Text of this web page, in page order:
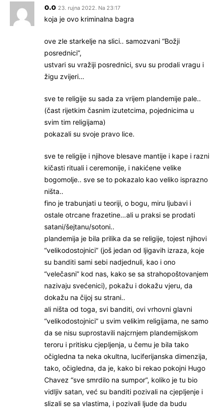
o.o 23. rujna 2022. Na 23:17
koja je ovo kriminalna bagra
ove zle starkelje na slici.. samozvani “Božji
posrednici”,
ustvari su vražiji posrednici, svu su prodali vragu i
žigu zvijeri…
sve te religije su sada za vrijem plandemije pale..
(čast rijetkim časnim izutetcima, pojednicima u
svim tim religijama)
pokazali su svoje pravo lice.
sve te religije i njihove blesave mantije i kape i razni
kičasti rituali i ceremonije, i nakićene velike
bogomolje.. sve se to pokazalo kao veliko isprazno
ništa..
fino je trabunjati u teoriji, o bogu, miru ljubavi i
ostale otrcane frazetine…ali u praksi se prodati
satani/šejtanu/sotoni..
plandemija je bila prilika da se religije, tojest njihovi
“velikodostojnici” (još jedan od ljigavih izraza, koje
su banditi sami sebi nadjednuli, kao i ono
“velečasni” kod nas, kako se sa strahopoštovanjem
nazivaju svećenici), pokažu i dokažu vjeru, da
dokažu na čijoj su strani..
ali ništa od toga, svi banditi, ovi vrhovni glavni
“velikodostojnici” u svim velikim religijama, ne samo
da se nisu suprostavili najcrnjem plandemijskom
teroru i pritisku cjepljenja, u čemu je bila tako
očigledna ta neka okultna, luciferijanska dimenzija,
tako, očigledna, da je, kako bi rekao pokojni Hugo
Chavez “sve smrdilo na sumpor”, koliko je tu bio
vidljiv satan, već su banditi pozivali na cjepljenje i
slizali se sa vlastima, i pozivali ljude da budu